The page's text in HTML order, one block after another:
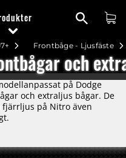
Frontbåge - Ljusfäste
och
på Dodge
och extraljus bågar. De
på Nitro även